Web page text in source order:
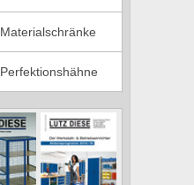
Materialschränke
Perfektionshähne